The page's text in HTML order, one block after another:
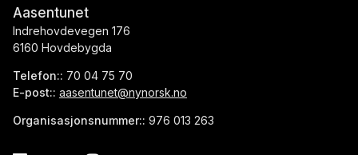
Aasentunet
Indrehovdevegen 176
6160 Hovdebygda
Telefon:: 70 04 75 70
E-post:: aasentunet@nynorsk.no
Organisasjonsnummer:: 976 013 263